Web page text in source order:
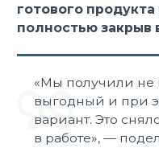
готового продукта
полностью закрыв
«Мы получили не
выгодный и при
вариант. Это
в работе», —